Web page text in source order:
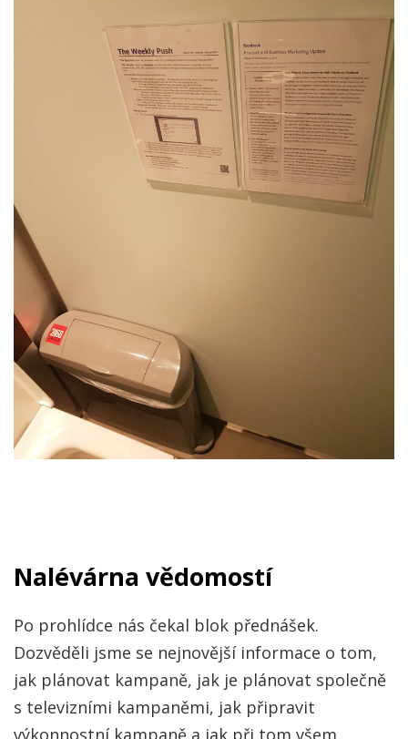
Nalévárna vědomostí
Po prohlídce nás čekal blok přednášek.
Dozvěděli jsme se nejnovější informace o tom,
jak plánovat kampaně, jak je plánovat společně
s televizními kampaněmi, jak připravit